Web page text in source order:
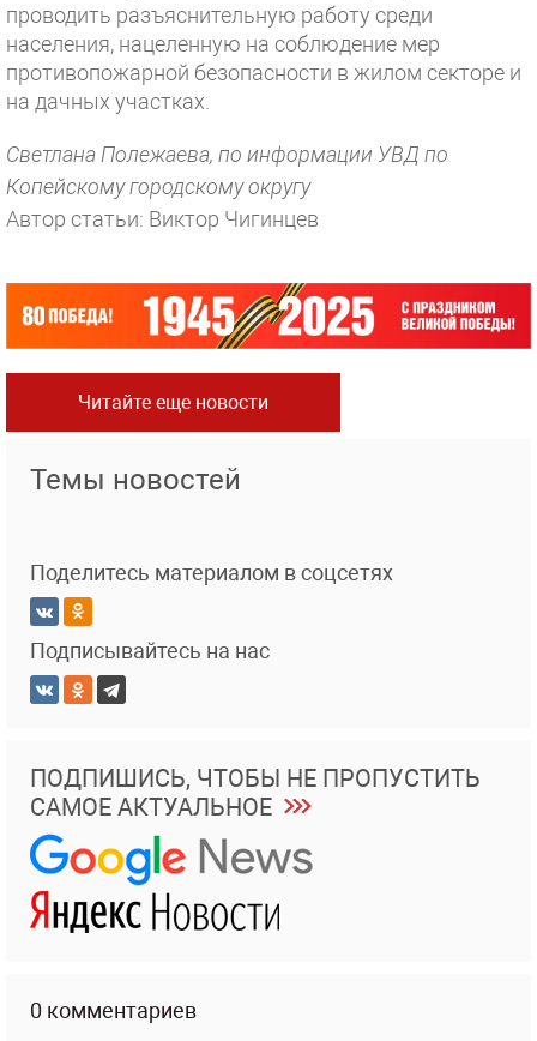
проводить разъяснительную работу среди
населения, нацеленную на соблюдение мер
противопожарной безопасности в жилом секторе и
на дачных участках.
Светлана Полежаева, по информации УВД по
Копейскому городскому округу
Автор статьи: Виктор Чигинцев
Читайте еще новости
Темы новостей
Поделитесь материалом в соцсетях
Подписывайтесь на нас
ПОДПИШИСЬ, ЧТОБЫ НЕ ПРОПУСТИТЬ
САМОЕ АКТУАЛЬНОЕ
0 комментариев